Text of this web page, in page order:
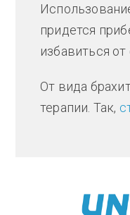
придется
избавиться
От вида
терапии. Так,